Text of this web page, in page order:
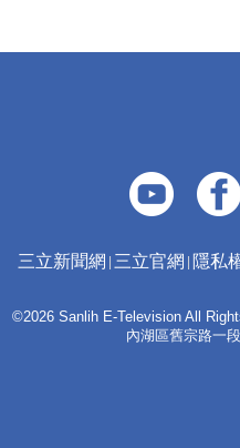
三立新聞網 三立官網 隱私
©2026 Sanlih E-Television All
內湖區舊宗路一